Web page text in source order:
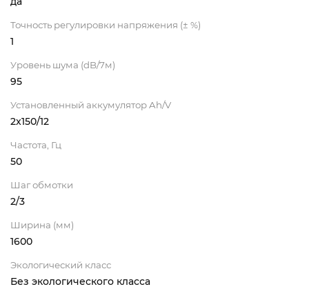
Точность регулировки напряжения (± %)
1
Уровень шума (dB/7м)
95
Установленный аккумулятор Ah/V
2x150/12
Частота, Гц
50
Шаг обмотки
2/3
Ширина (мм)
1600
Экологический класс
Без экологического класса